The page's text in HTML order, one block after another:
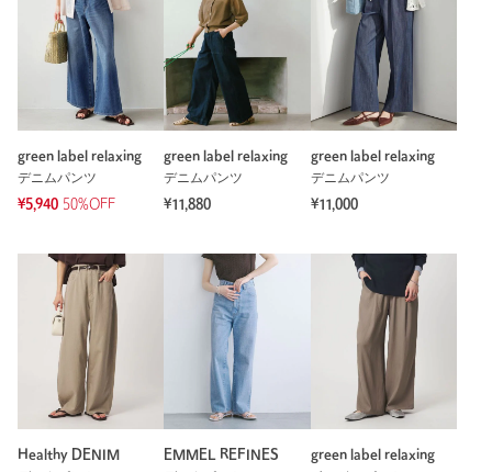
green label relaxing
デニムパンツ
¥5,940 50%OFF
green label relaxing
デニムパンツ
¥11,880
green label relaxing
デニムパンツ
¥11,000
Healthy DENIM
EMMEL REFINES
green label relaxing